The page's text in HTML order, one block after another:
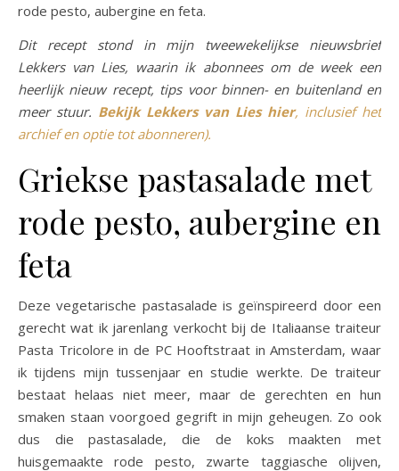
rode pesto, aubergine en feta.
Dit recept stond in mijn tweewekelijkse nieuwsbrief
Lekkers van Lies, waarin ik abonnees om de week een
heerlijk nieuw recept, tips voor binnen- en buitenland en
meer stuur. Bekijk Lekkers van Lies hier, inclusief het
archief en optie tot abonneren).
Griekse pastasalade met
rode pesto, aubergine en
feta
Deze vegetarische pastasalade is geïnspireerd door een
gerecht wat ik jarenlang verkocht bij de Italiaanse traiteur
Pasta Tricolore in de PC Hooftstraat in Amsterdam, waar
ik tijdens mijn tussenjaar en studie werkte. De traiteur
bestaat helaas niet meer, maar de gerechten en hun
smaken staan voorgoed gegrift in mijn geheugen. Zo ook
dus die pastasalade, die de koks maakten met
huisgemaakte rode pesto, zwarte taggiasche olijven,